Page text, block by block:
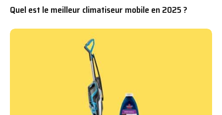
Quel est le meilleur climatiseur mobile en 2025 ?